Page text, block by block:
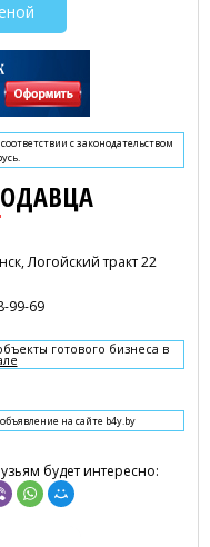
с законодательством
Логойский тракт 22
99-69
готового бизнеса в
на сайте b4y.by
будет интересно: